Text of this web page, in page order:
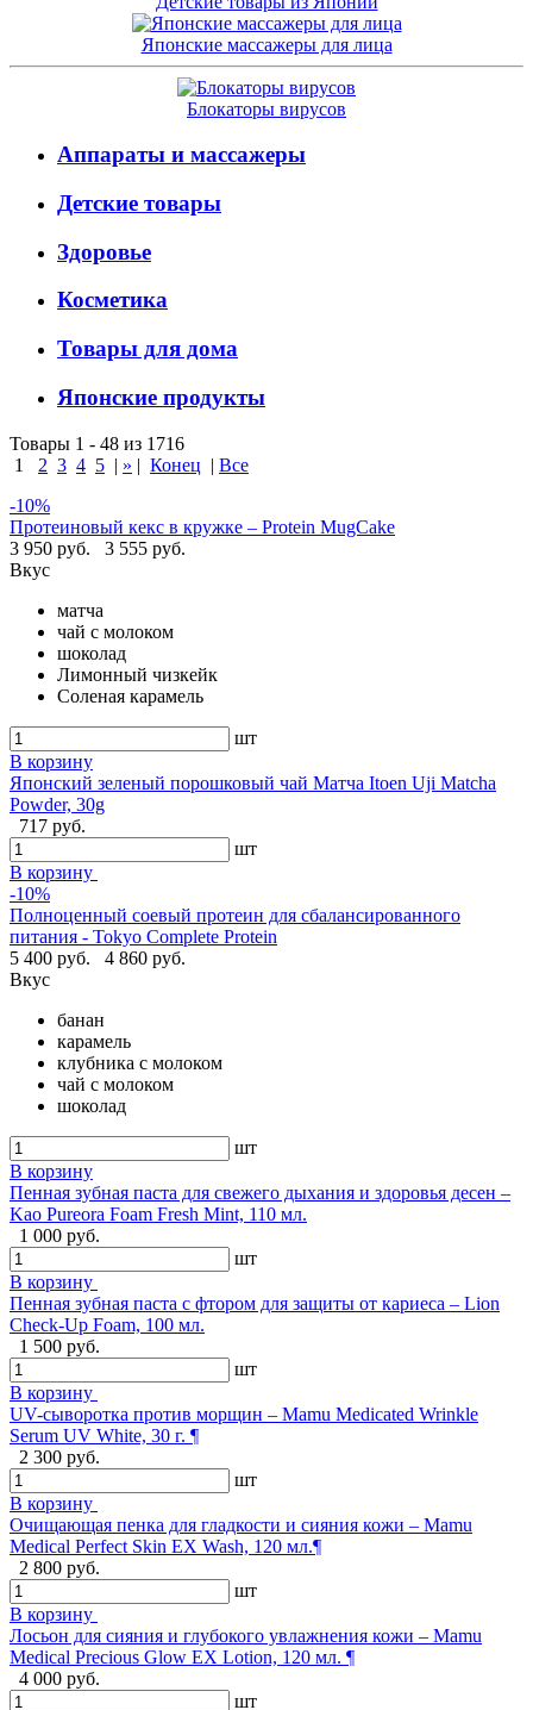
Японские массажеры для лица
Блокаторы вирусов
Аппараты и массажеры
Детские товары
Здоровье
Косметика
Товары для дома
Японские продукты
Товары 1 - 48 из 1716
1
2 3 4 5 | » | Конец | Все
-10%
Протеиновый кекс в кружке – Protein MugCake
3 950 руб.
3 555 руб.
Вкус
матча
чай с молоком
шоколад
Лимонный чизкейк
Соленая карамель
шт
В корзину
Японский зеленый порошковый чай Матча Itoen Uji Matcha
Powder, 30g
717 руб.
шт
В корзину
-10%
Полноценный соевый протеин для сбалансированного
питания - Tokyo Complete Protein
5 400 руб.
4 860 руб.
Вкус
банан
карамель
клубника с молоком
чай с молоком
шоколад
шт
В корзину
Пенная зубная паста для свежего дыхания и здоровья десен –
Kao Pureora Foam Fresh Mint, 110 мл.
1 000 руб.
шт
В корзину
Пенная зубная паста с фтором для защиты от кариеса – Lion
Check-Up Foam, 100 мл.
1 500 руб.
шт
В корзину
UV-сыворотка против морщин – Mamu Medicated Wrinkle
Serum UV White, 30 г. ¶
2 300 руб.
шт
В корзину
Очищающая пенка для гладкости и сияния кожи – Mamu
Medical Perfect Skin EX Wash, 120 мл.¶
2 800 руб.
шт
В корзину
Лосьон для сияния и глубокого увлажнения кожи – Mamu
Medical Precious Glow EX Lotion, 120 мл. ¶
4 000 руб.
шт